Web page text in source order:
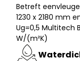
Betreft
1230 x 2180 mm
Ug=0,5 Multitech
W/(m²K)